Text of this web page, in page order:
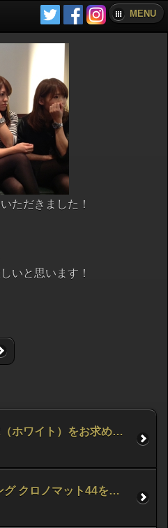
MENU
ただきました！
いと思います！
シャネルJ12（ホワイト）をお求め頂きました。
ブライトリング クロノマット44をお求め頂きました。